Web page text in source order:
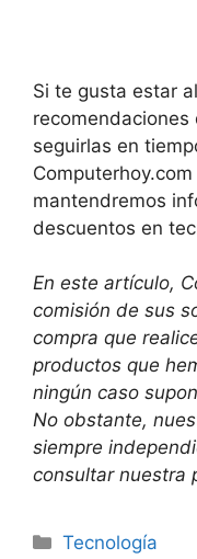
Si te gusta estar
seguirlas en
mantendremos
descuentos en
En este artículo,
comisión de sus
compra que
productos que
ningún caso
No obstante,
siempre
consultar nuestra
Categorías
Tecnología